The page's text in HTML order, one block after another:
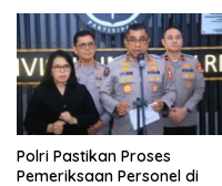
Polri Pastikan Proses
Pemeriksaan Personel di